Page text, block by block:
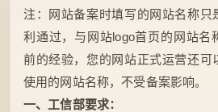
注：网站备案时填写的网站名称只
利通过，与网站logo首页的网站名
前的经验，您的网站正式运营还可
使用的网站名称，不受备案影响。
一、工信部要求：